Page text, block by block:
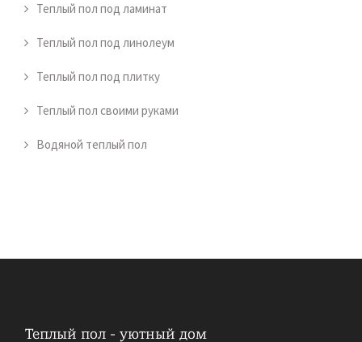
Теплый пол под ламинат
Теплый пол под линолеум
Теплый пол под плитку
Теплый пол своими руками
Водяной теплый пол